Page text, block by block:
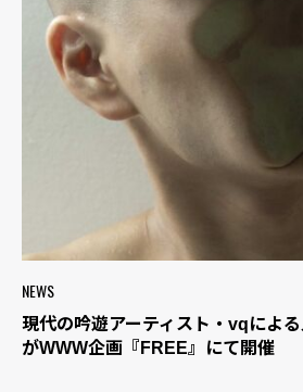
NEWS
現代の吟遊アーティスト・vqによ
がWWW企画『FREE』にて開催